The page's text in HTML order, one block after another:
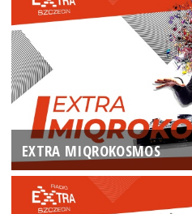
EXTRA MIQROKOSMOS